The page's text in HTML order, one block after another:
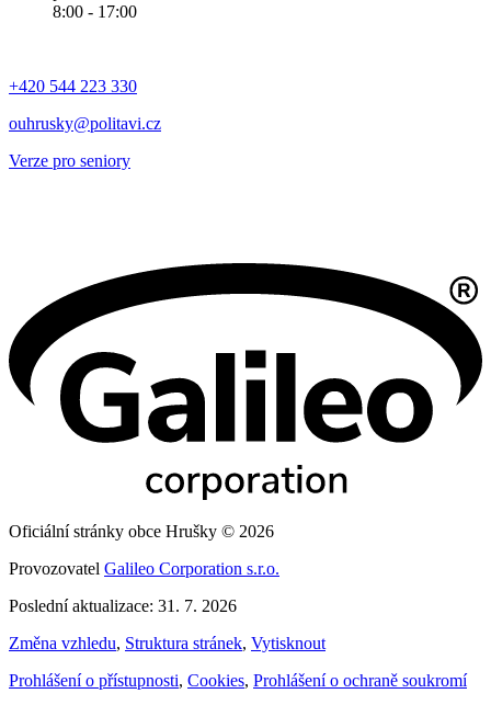
8:00 - 17:00
+420 544 223 330
ouhrusky@politavi.cz
Verze pro seniory
Oficiální stránky obce Hrušky © 2026
Provozovatel Galileo Corporation s.r.o.
Poslední aktualizace: 31. 7. 2026
Změna vzhledu, Struktura stránek, Vytisknout
Prohlášení o přístupnosti, Cookies, Prohlášení o ochraně soukromí